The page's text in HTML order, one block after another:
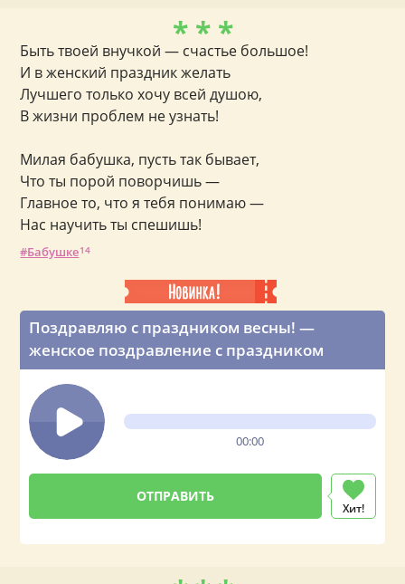
Поздравляю с праздником весны! —
женское поздравление с праздником
00:00
Хит!
* * *
Быть твоей внучкой — счастье большое!
И в женский праздник желать
Лучшего только хочу всей душою,
В жизни проблем не узнать!
Милая бабушка, пусть так бывает,
Что ты порой поворчишь —
Главное то, что я тебя понимаю —
Нас научить ты спешишь!
Бабушке14